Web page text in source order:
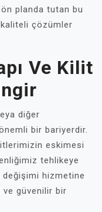
ön planda tutan bu
kaliteli çözümler
Ve Kilit
diğer
bir bariyerdir.
eskimesi
tehlikeye
değişimi hizmetine
güvenilir bir